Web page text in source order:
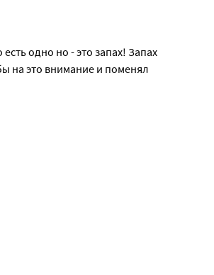
одно но - это запах! Запах
на это внимание и поменял